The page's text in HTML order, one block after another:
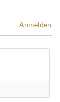
Anmelden